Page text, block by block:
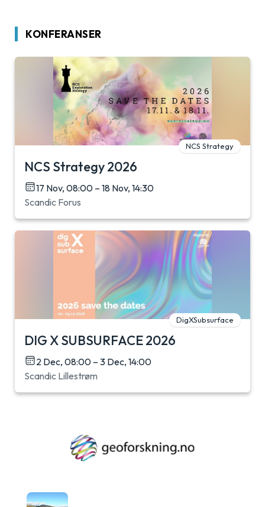
KONFERANSER
NCS Strategy
NCS Strategy 2026
17 Nov, 08:00 – 18 Nov, 14:30
Scandic Forus
DigXSubsurface
DIG X SUBSURFACE 2026
2 Dec, 08:00 – 3 Dec, 14:00
Scandic Lillestrøm